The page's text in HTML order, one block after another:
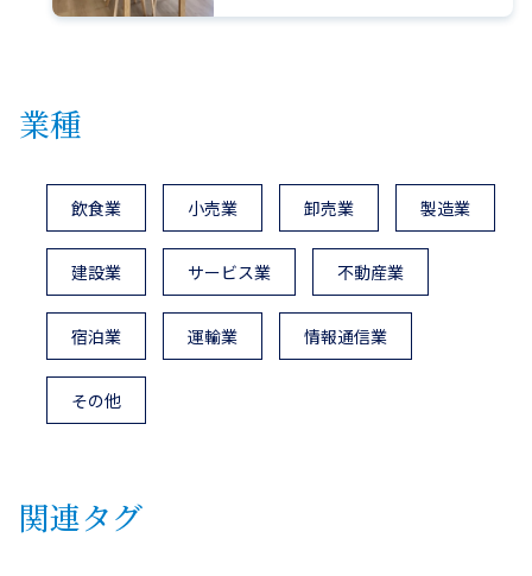
業種
飲食業 小売業 卸売業 製造業
建設業 サービス業 不動産業
宿泊業 運輸業 情報通信業
その他
関連タグ